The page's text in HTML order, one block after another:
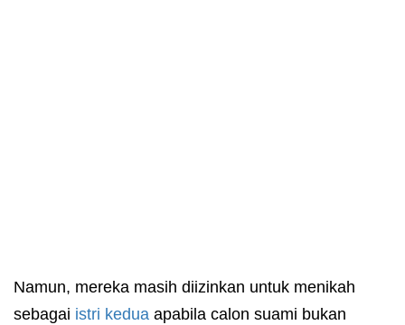
Namun, mereka masih diizinkan untuk menikah
sebagai istri kedua apabila calon suami bukan